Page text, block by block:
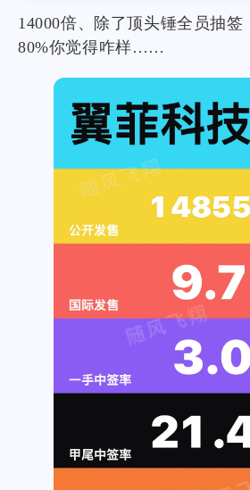
14000倍、除了顶头锤全员抽签
80%你觉得咋样……